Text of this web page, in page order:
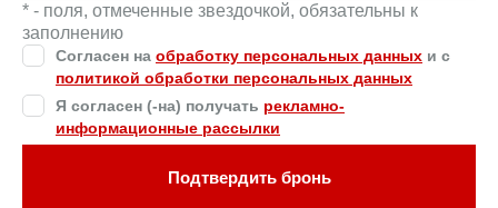
* - поля, отмеченные звездочкой, обязательны к
заполнению
Согласен на обработку персональных данных и c
политикой обработки персональных данных
Я согласен (-на) получать рекламно-
информационные рассылки
Подтвердить бронь